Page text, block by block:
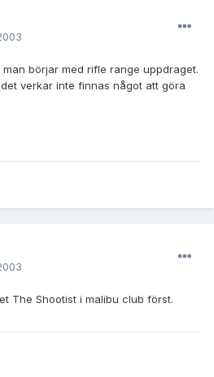
börjar med rifle range uppdraget.
verkar inte finnas något att göra
The Shootist i malibu club först.